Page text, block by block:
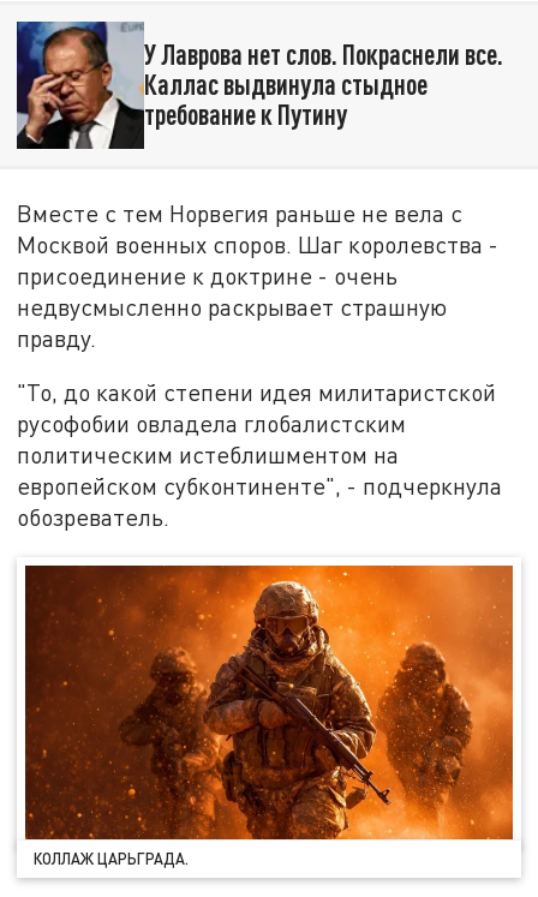
У Лаврова нет слов. Покраснели все.
Каллас выдвинула стыдное
требование к Путину
Вместе с тем Норвегия раньше не вела с
Москвой военных споров. Шаг королевства -
присоединение к доктрине - очень
недвусмысленно раскрывает страшную
правду.
"То, до какой степени идея милитаристской
русофобии овладела глобалистским
политическим истеблишментом на
европейском субконтиненте", - подчеркнула
обозреватель.
КОЛЛАЖ ЦАРЬГРАДА.